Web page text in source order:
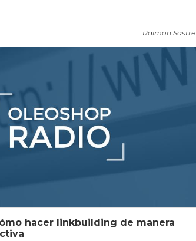
Raimon Sastre
hacer linkbuilding de manera